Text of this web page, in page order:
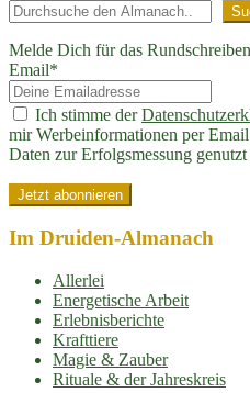
Melde Dich für das
Email*
Ich stimme der
mir Werbeinformationen per
Daten zur Erfolgsmessung
Im Druiden-Almanach
Allerlei
Energetische Arbeit
Erlebnisberichte
Krafttiere
Magie & Zauber
Rituale & der Jahreskreis